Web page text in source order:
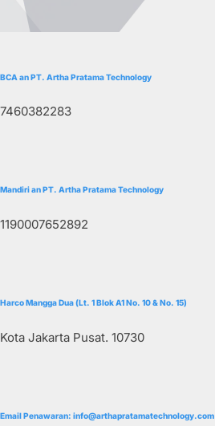
BCA an PT. Artha Pratama Technology
7460382283
Mandiri an PT. Artha Pratama Technology
1190007652892
Harco Mangga Dua (Lt. 1 Blok A1 No. 10 & No. 15)
Kota Jakarta Pusat. 10730
Email Penawaran: info@arthapratamatechnology.com